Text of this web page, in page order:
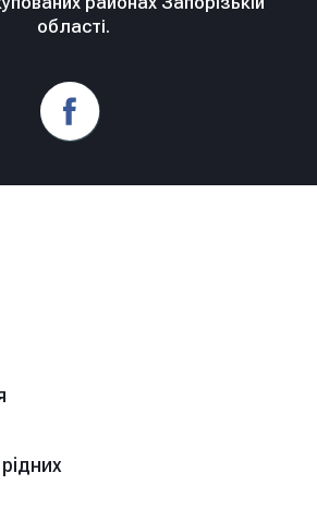
області.